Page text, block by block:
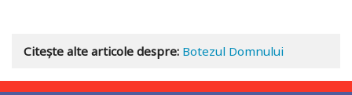
Citește alte articole despre: Botezul Domnului